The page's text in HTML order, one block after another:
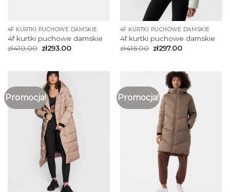
4F KURTKI PUCHOWE DAMSKIE
4f kurtki puchowe damskie
zł410.00 zł293.00
4F KURTKI PUCHOWE DAMSKIE
4f kurtki puchowe damskie
zł416.00 zł297.00
Promocja! Promocja!